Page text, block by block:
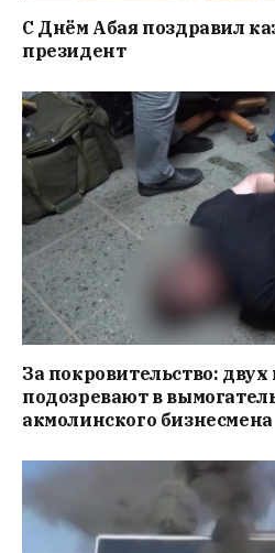
С Днём Абая поздравил
президент
За покровительство:
подозревают в
акмолинского бизнесмена